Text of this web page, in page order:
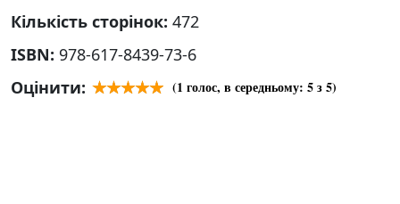
Кількість сторінок: 472
ISBN: 978-617-8439-73-6
Оцінити:
(1 голос, в середньому: 5з 5)